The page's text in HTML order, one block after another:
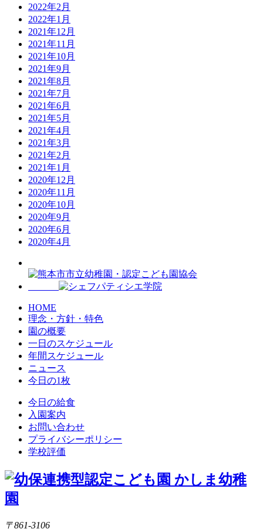
2022年2月
2022年1月
2021年12月
2021年11月
2021年10月
2021年9月
2021年8月
2021年7月
2021年6月
2021年5月
2021年4月
2021年3月
2021年2月
2021年1月
2020年12月
2020年11月
2020年10月
2020年9月
2020年6月
2020年4月
HOME
理念・方針・特色
園の概要
一日のスケジュール
年間スケジュール
ニュース
今日の1枚
今日の給食
入園案内
お問い合わせ
プライバシーポリシー
学校評価
〒861-3106